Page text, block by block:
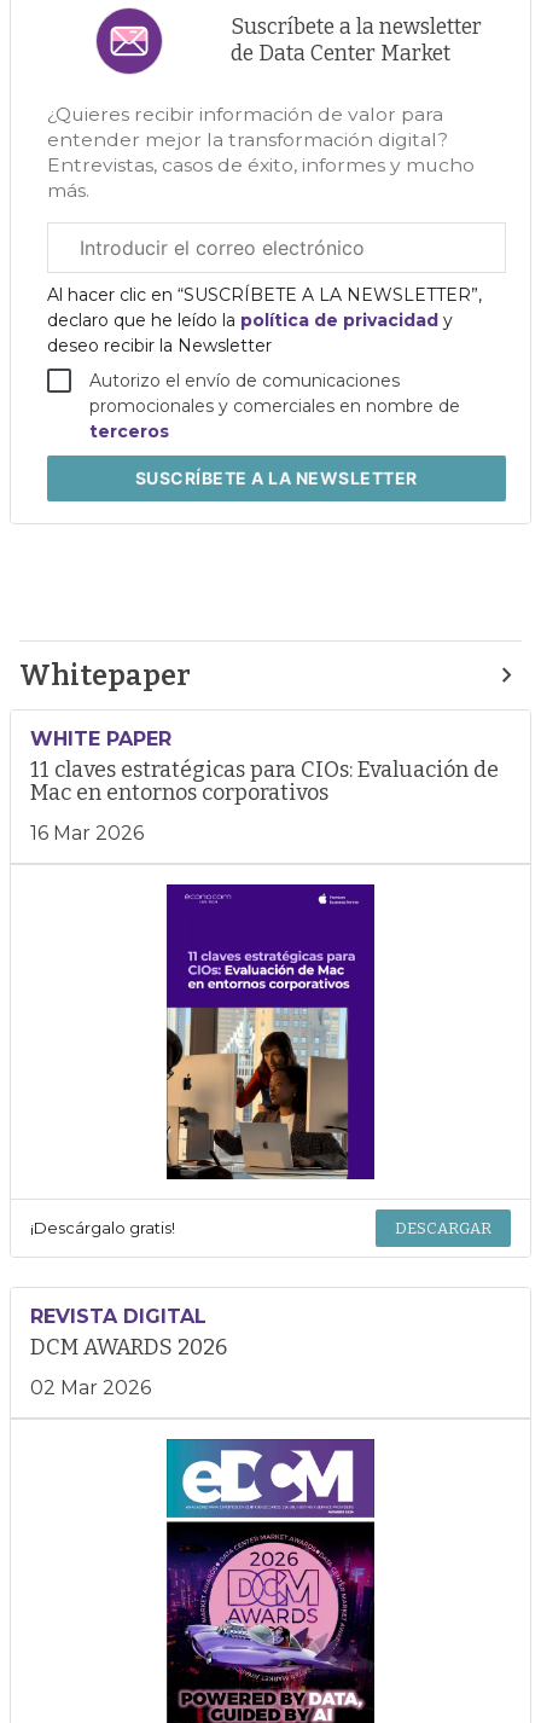
Suscríbete a la newsletter
de Data Center Market
¿Quieres recibir información de valor para
entender mejor la transformación digital?
Entrevistas, casos de éxito, informes y mucho
más.
electrónico
corporativo
Al hacer clic en “SUSCRÍBETE A LA NEWSLETTER”,
declaro que he leído la política de privacidad y
deseo recibir la Newsletter
Autorizo el envío de comunicaciones
promocionales y comerciales en nombre de
terceros
SUSCRÍBETEA LA NEWSLETTER
Whitepaper
WHITE PAPER
11 claves estratégicas para CIOs: Evaluación de
Mac en entornos corporativos
16 Mar 2026
¡Descárgalo gratis! DESCARGAR
REVISTA DIGITAL
DCM AWARDS 2026
02 Mar 2026